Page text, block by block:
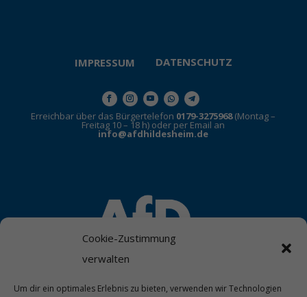
Cookie-Zustimmung
verwalten
Um dir ein optimales Erlebnis zu bieten, verwenden wir Technologien
IMPRESSUM DATENSCHUTZ
Erreichbar über das Bürgertelefon 0179-3275968(Montag –
Freitag 10 – 18 h) oder per Email an
info@afdhildesheim.de